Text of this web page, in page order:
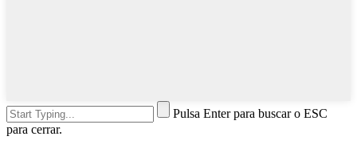
Pulsa Enter para buscar o ESC
para cerrar.